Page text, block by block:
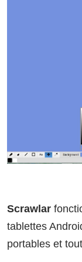
Scrawlar
tablettes
portables et